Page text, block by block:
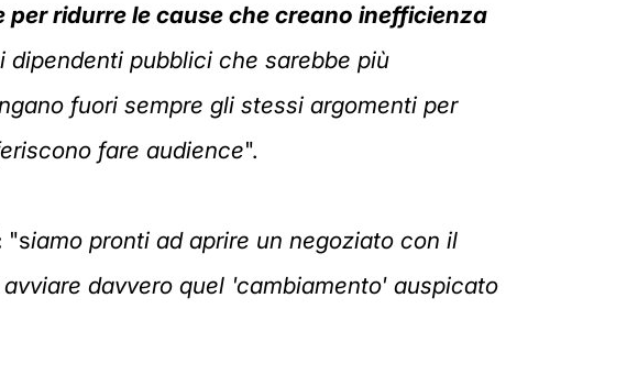
per ridurre le cause che creano inefficienza
pubblici che sarebbe più
fuori sempre gli stessi argomenti per
fare audience".
"siamo pronti ad aprire un negoziato con il
davvero quel 'cambiamento' auspicato